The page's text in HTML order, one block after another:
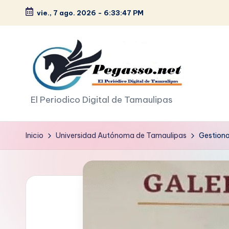
Saltar
contenido
vie., 7 ago. 2026 - 6:33:48 PM
p
e
g
El Periodico Digital de Tamaulipas
Inicio Universidad Autónoma de Tamaulipas